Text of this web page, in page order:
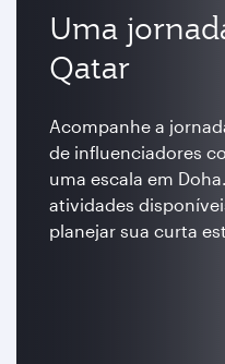
Uma
Qatar
Acompanhe a
de influenciadores
uma escala em
atividades
planejar sua curta